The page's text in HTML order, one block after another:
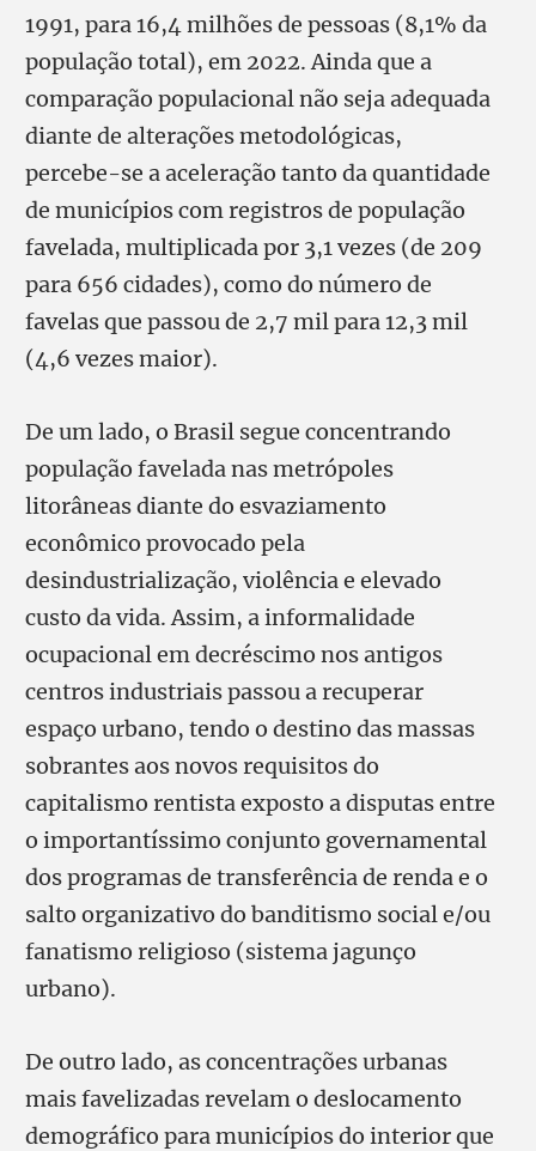
1991, para 16,4 milhões de pessoas (8,1% da
população total), em 2022. Ainda que a
comparação populacional não seja adequada
diante de alterações metodológicas,
percebe-se a aceleração tanto da quantidade
de municípios com registros de população
favelada, multiplicada por 3,1 vezes (de 209
para 656 cidades), como do número de
favelas que passou de 2,7 mil para 12,3 mil
(4,6 vezes maior).
De um lado, o Brasil segue concentrando
população favelada nas metrópoles
litorâneas diante do esvaziamento
econômico provocado pela
desindustrialização, violência e elevado
custo da vida. Assim, a informalidade
ocupacional em decréscimo nos antigos
centros industriais passou a recuperar
espaço urbano, tendo o destino das massas
sobrantes aos novos requisitos do
capitalismo rentista exposto a disputas entre
o importantíssimo conjunto governamental
dos programas de transferência de renda e o
salto organizativo do banditismo social e/ou
fanatismo religioso (sistema jagunço
urbano).
De outro lado, as concentrações urbanas
mais favelizadas revelam o deslocamento
demográfico para municípios do interior que